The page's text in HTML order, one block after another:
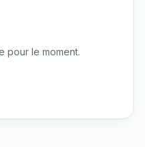
pour le moment.